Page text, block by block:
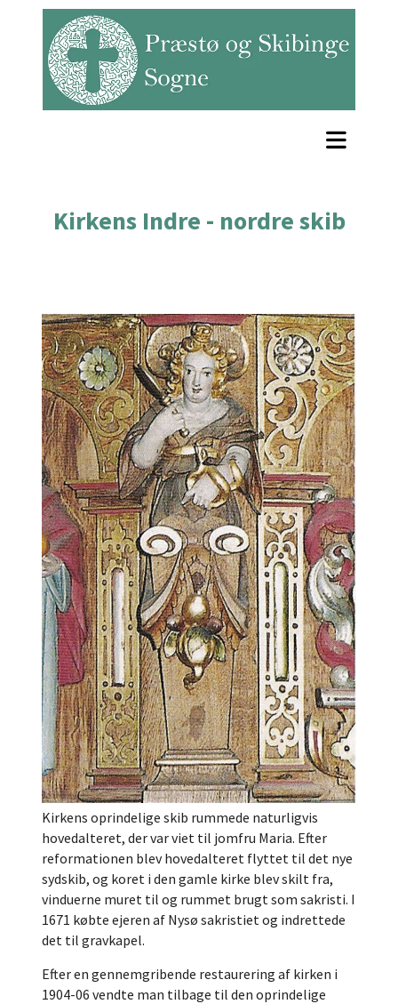
Kirkens Indre - nordre skib
Kirkens oprindelige skib rummede naturligvis
hovedalteret, der var viet til jomfru Maria. Efter
reformationen blev hovedalteret flyttet til det nye
sydskib, og koret i den gamle kirke blev skilt fra,
vinduerne muret til og rummet brugt som sakristi. I
1671 købte ejeren af Nysø sakristiet og indrettede
det til gravkapel.
Efter en gennemgribende restaurering af kirken i
1904-06 vendte man tilbage til den oprindelige